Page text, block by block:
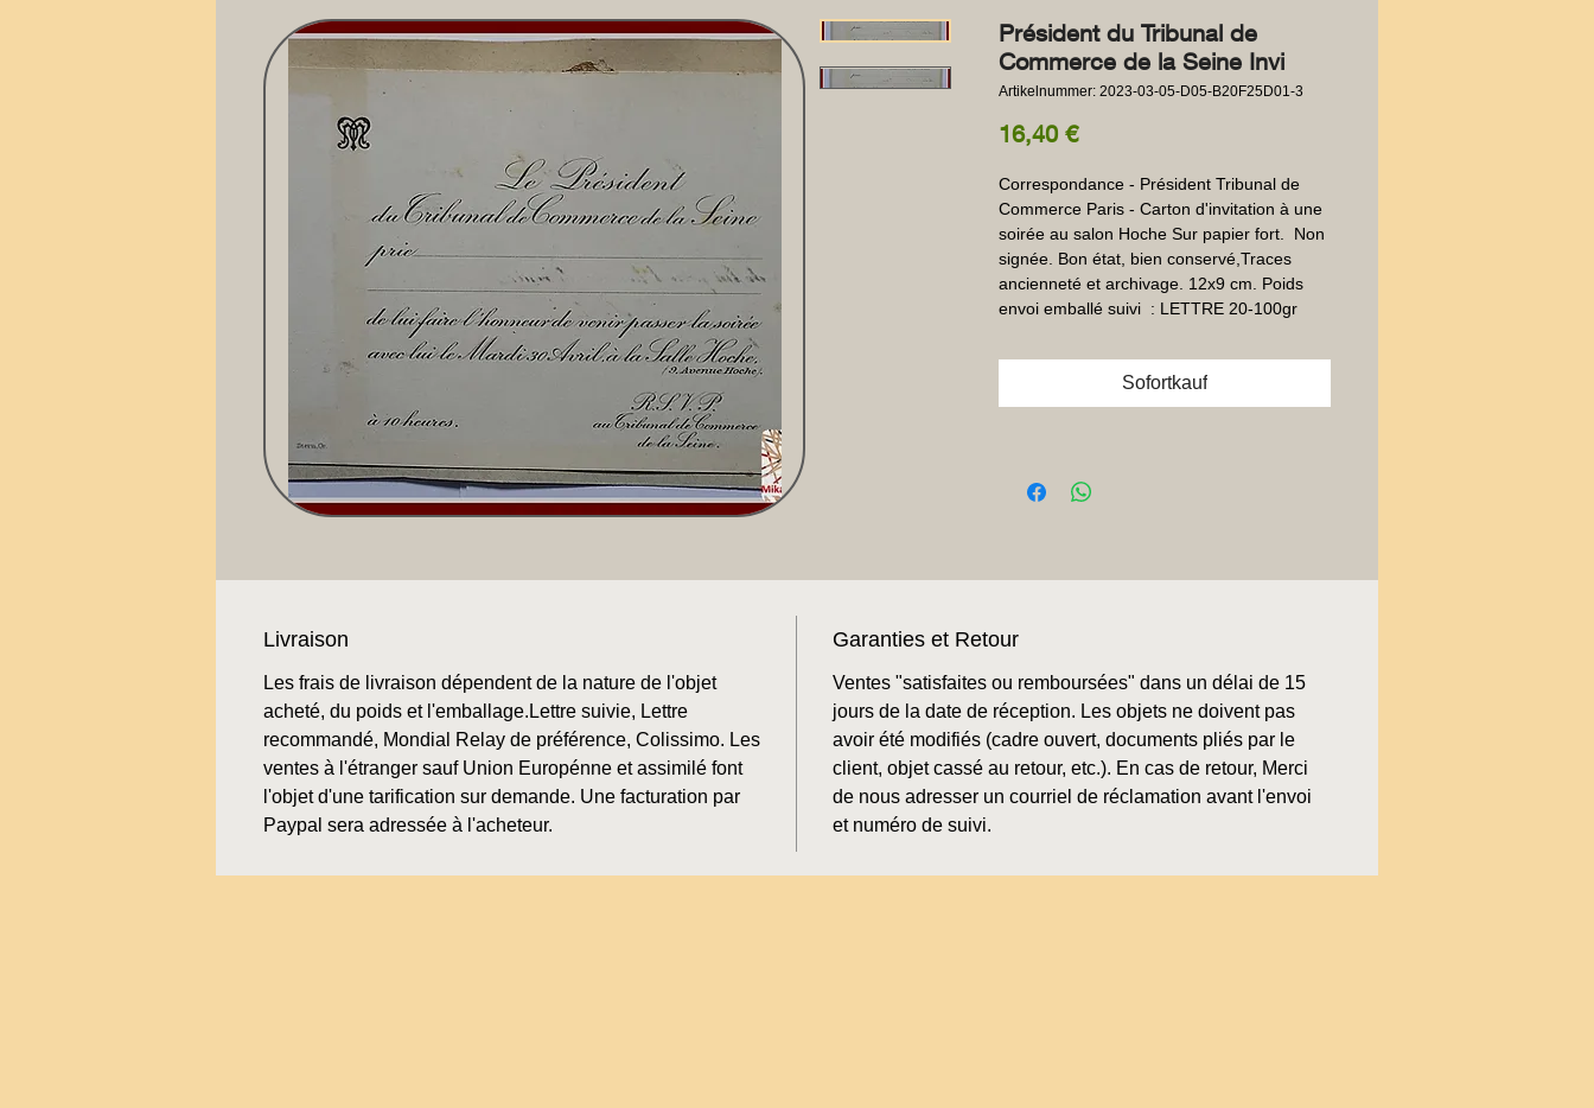
Président du Tribunal de
Commerce de la Seine Invi
Artikelnummer: 2023-03-05-D05-B20F25D01-3
16,40 €Preis
Correspondance - Président Tribunal de
Commerce Paris - Carton d'invitation à une
soirée au salon Hoche Sur papier fort.  Non
signée. Bon état, bien conservé,Traces
ancienneté et archivage. 12x9 cm. Poids
envoi emballé suivi  : LETTRE 20-100gr
Sofortkauf
Livraison
Les frais de livraison dépendent de la nature de l'objet
acheté, du poids et l'emballage.Lettre suivie, Lettre
recommandé, Mondial Relay de préférence, Colissimo. Les
ventes à l'étranger sauf Union Europénne et assimilé font
l'objet d'une tarification sur demande. Une facturation par
Paypal sera adressée à l'acheteur.
Garanties et Retour
Ventes "satisfaites ou remboursées" dans un délai de 15
jours de la date de réception. Les objets ne doivent pas
avoir été modifiés (cadre ouvert, documents pliés par le
client, objet cassé au retour, etc.). En cas de retour, Merci
de nous adresser un courriel de réclamation avant l'envoi
et numéro de suivi.